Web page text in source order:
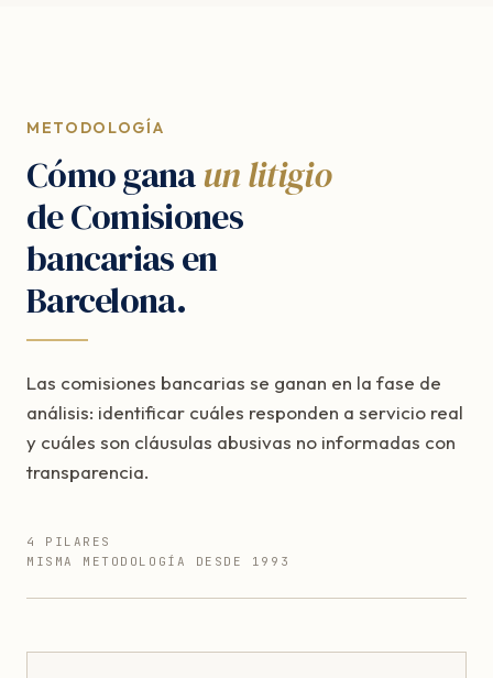
METODOLOGÍA
Cómo ganaun litigio
de Comisiones
bancarias en
Barcelona.
Las comisiones bancarias se ganan en la fase de
análisis: identificar cuáles responden a servicio real
y cuáles son cláusulas abusivas no informadas con
transparencia.
4 PILARES
MISMA METODOLOGÍA DESDE 1993